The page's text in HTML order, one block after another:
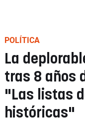
POLÍTICA
La
tras 8 años
"Las listas
históricas"